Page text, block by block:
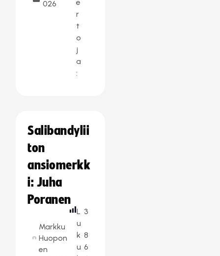
026
e
r
t
o
j
a
:
Salibandylii
ton
ansiomerkk
i: Juha
Poranen
Markku
Huopon
en
L
u
k
u
3
8
6